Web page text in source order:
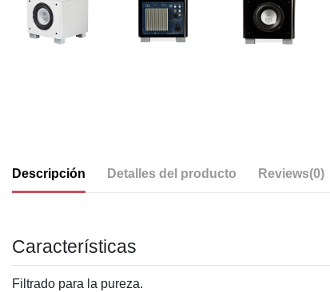
Descripción Detalles del producto Reviews(0)
Características
Filtrado para la pureza.